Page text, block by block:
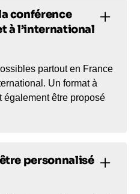
conférence
à l’international
partout en France
Un format à
également être proposé
personnalisé